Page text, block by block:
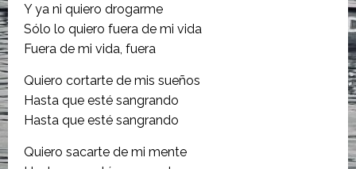
Y ya ni quiero drogarme
Sólo lo quiero fuera de mi vida
Fuera de mi vida, fuera
Quiero cortarte de mis sueños
Hasta que esté sangrando
Hasta que esté sangrando
Quiero sacarte de mi mente